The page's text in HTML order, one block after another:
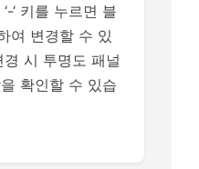
‘ 키를 누르면 블
여 변경할 수 있
시 투명도 패널
확인할 수 있습